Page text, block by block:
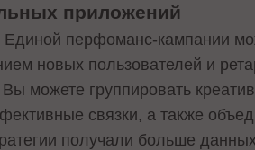
приложений
Единой перфоманс-кампании
новых пользователей и
Вы можете группировать
связки, а также
получали больше